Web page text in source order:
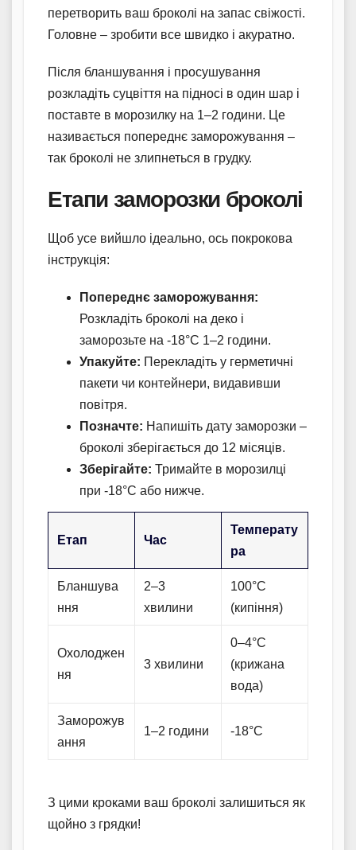
перетворить ваш броколі на запас свіжості.
Головне – зробити все швидко і акуратно.
Після бланшування і просушування
розкладіть суцвіття на підносі в один шар і
поставте в морозилку на 1–2 години. Це
називається попереднє заморожування –
так броколі не злипнеться в грудку.
Етапи заморозки броколі
Щоб усе вийшло ідеально, ось покрокова
інструкція:
Попереднє заморожування:
Розкладіть броколі на деко і
заморозьте на -18°C 1–2 години.
Упакуйте: Перекладіть у герметичні
пакети чи контейнери, видавивши
повітря.
Позначте: Напишіть дату заморозки –
броколі зберігається до 12 місяців.
Зберігайте: Тримайте в морозилці
при -18°C або нижче.
Етап Час
Температу
ра
Бланшува
ння
2–3
хвилини
100°C
(кипіння)
Охолоджен
ня
3 хвилини
0–4°C
(крижана
вода)
Заморожув
ання
1–2 години -18°C
З цими кроками ваш броколі залишиться як
щойно з грядки!